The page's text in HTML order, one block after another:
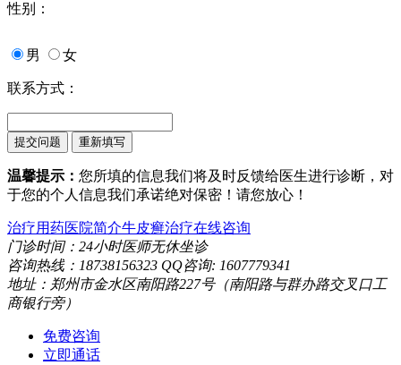
性别：
男 女
联系方式：
温馨提示： 您所填的信息我们将及时反馈给医生进行诊断，对
于您的个人信息我们承诺绝对保密！请您放心！
治疗用药医院简介牛皮癣治疗在线咨询
门诊时间：24小时医师无休坐诊
咨询热线：18738156323 QQ咨询: 1607779341
地址：郑州市金水区南阳路227号（南阳路与群办路交叉口工
商银行旁）
免费咨询
立即通话